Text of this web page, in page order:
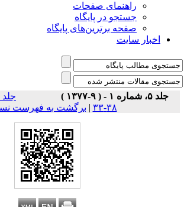
راهنمای صفحات
جستجو در پایگاه
صفحه برترین‌های پایگاه
اخبار سایت
جلد ۵، شماره ۱ - ( ۹-۱۳۷۷ )
۳۸-۳۳
|برگشت به فهرست